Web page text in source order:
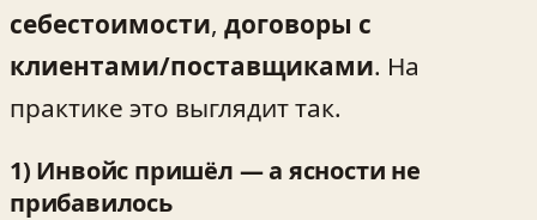
себестоимости, договоры с
клиентами/поставщиками. На
практике это выглядит так.
1) Инвойс пришёл — а ясности не
прибавилось